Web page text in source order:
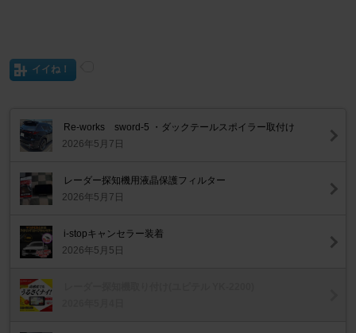
イイね！
Re-works sword-5 ・ダックテールスポイラー取付け
2026年5月7日
レーダー探知機用液晶保護フィルター
2026年5月7日
i-stopキャンセラー装着
2026年5月5日